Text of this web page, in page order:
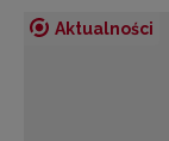
Aktualności